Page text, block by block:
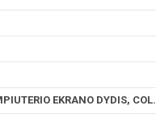
EKRANO DYDIS, COL.